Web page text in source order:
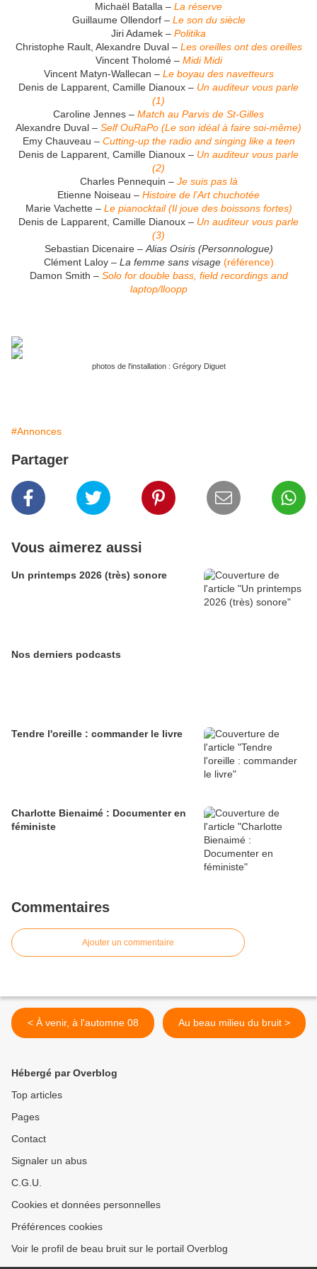
Michaël Batalla – La réserve
Guillaume Ollendorf – Le son du siècle
Jiri Adamek – Politika
Christophe Rault, Alexandre Duval – Les oreilles ont des oreilles
Vincent Tholomé – Midi Midi
Vincent Matyn-Wallecan – Le boyau des navetteurs
Denis de Lapparent, Camille Dianoux – Un auditeur vous parle
(1)
Caroline Jennes – Match au Parvis de St-Gilles
Alexandre Duval – Self OuRaPo (Le son idéal à faire soi-même)
Emy Chauveau – Cutting-up the radio and singing like a teen
Denis de Lapparent, Camille Dianoux – Un auditeur vous parle
(2)
Charles Pennequin – Je suis pas là
Etienne Noiseau – Histoire de l’Art chuchotée
Marie Vachette – Le pianocktail (Il joue des boissons fortes)
Denis de Lapparent, Camille Dianoux – Un auditeur vous parle
(3)
Sebastian Dicenaire – Alias Osiris (Personnologue)
Clément Laloy – La femme sans visage (référence)
Damon Smith – Solo for double bass, field recordings and
laptop/lloopp
photos de l'installation : Grégory Diguet
#Annonces
Partager
Vous aimerez aussi
Un printemps 2026 (très) sonore
Nos derniers podcasts
Tendre l'oreille : commander le livre
Charlotte Bienaimé : Documenter en
féministe
Commentaires
Ajouter un commentaire
< À venir, à l'automne 08 Au beau milieu du bruit >
Hébergé par Overblog
Top articles
Pages
Contact
Signaler un abus
C.G.U.
Cookies et données personnelles
Préférences cookies
Voir le profil de beau bruit sur le portail Overblog